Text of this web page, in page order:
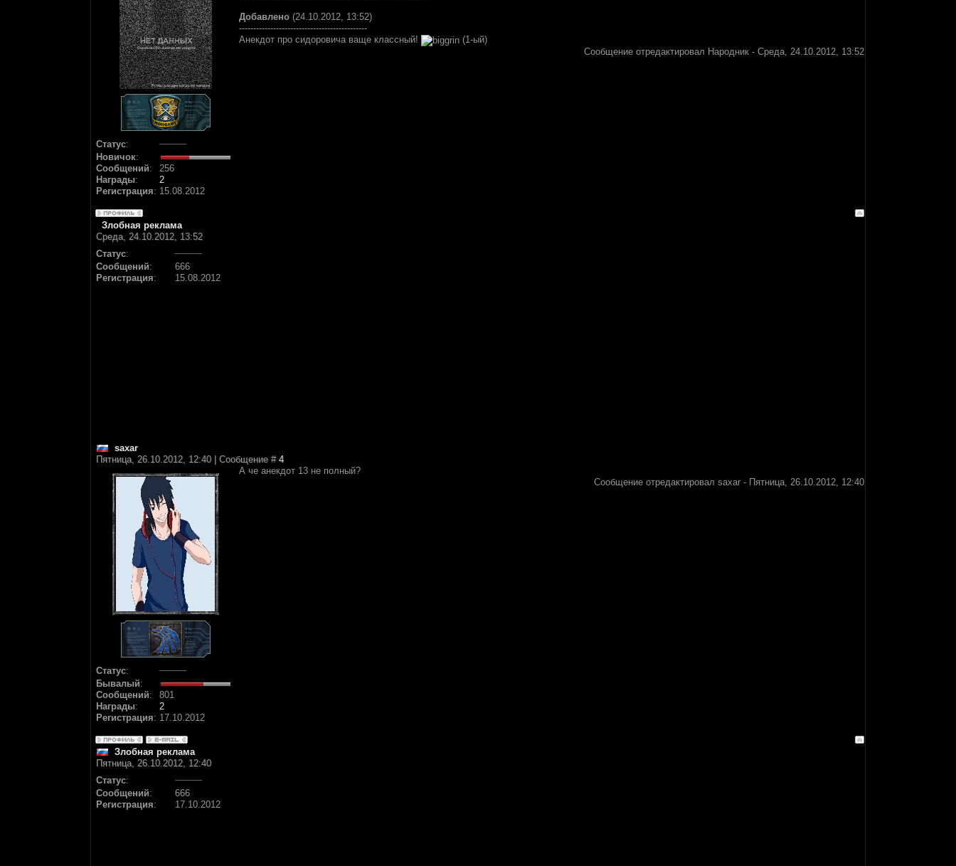
Статус:
Новичок:
Сообщений:
256
Награды:
2
Регистрация: 15.08.2012
Добавлено (24.10.2012, 13:52)
---------------------------------------------
Анекдот про сидоровича ваще классный!
(1-ый)
Сообщение отредактировал Народник - Среда, 24.10.2012, 13:52
Злобная реклама
Среда, 24.10.2012, 13:52
Статус:
Сообщений:
666
Регистрация: 15.08.2012
saxar
Пятница, 26.10.2012, 12:40 | Сообщение # 4
Статус:
Бывалый:
Сообщений:
801
Награды:
2
Регистрация: 17.10.2012
А че анекдот 13 не полный?
Сообщение отредактировал saxar - Пятница, 26.10.2012, 12:40
Злобная реклама
Пятница, 26.10.2012, 12:40
Статус:
Сообщений:
666
Регистрация: 17.10.2012